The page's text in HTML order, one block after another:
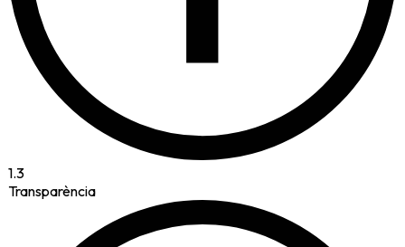
1.3
Transparència